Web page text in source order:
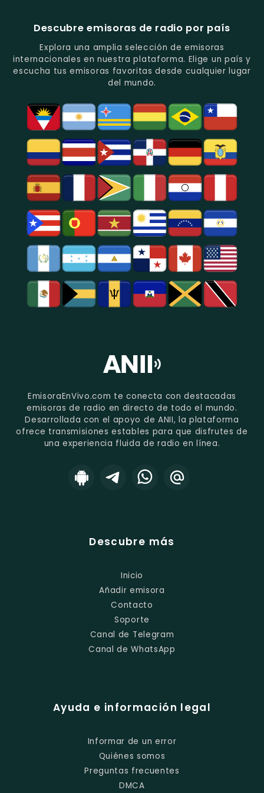
Música
Del
Recuerdo
En
Quito.
Estación
De
Los
Deportes
En
Guayaquil.
Populares
Y
Folclore
En
Azogues.
Descubre emisoras de radio por país
Explora una amplia selección de emisoras
internacionales en nuestra plataforma. Elige un país y
escucha tus emisoras favoritas desde cualquier lugar
del mundo.
EmisoraEnVivo.com te conecta con destacadas
emisoras de radio en directo de todo el mundo.
Desarrollada con el apoyo de ANII, la plataforma
ofrece transmisiones estables para que disfrutes de
una experiencia fluida de radio en línea.
Descubre más
Inicio
Añadir emisora
Contacto
Soporte
Canal de Telegram
Canal de WhatsApp
Ayuda e información legal
Informar de un error
Quiénes somos
Preguntas frecuentes
DMCA